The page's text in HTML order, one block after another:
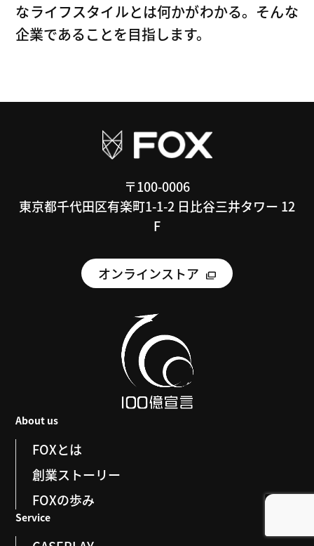
なライフスタイルとは何かがわかる。そんな
企業であることを目指します。
〒100-0006
東京都千代田区有楽町1-1-2 日比谷三井タワー 12
F
オンラインストア
About us
FOXとは
創業ストーリー
FOXの歩み
Service